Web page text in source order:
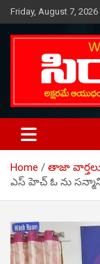
Skip
to
content
Friday, August 7, 2026
SIRA
Telugu Online
Home
తాజా
ఎస్ హెచ్ ఓ ను